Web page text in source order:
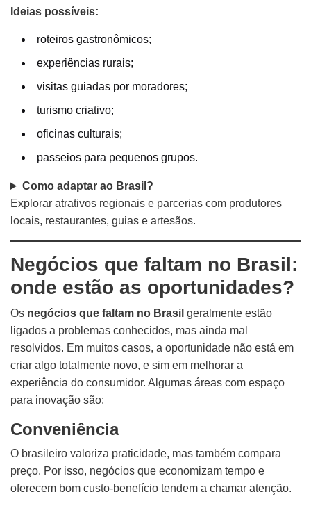
Ideias possíveis:
roteiros gastronômicos;
experiências rurais;
visitas guiadas por moradores;
turismo criativo;
oficinas culturais;
passeios para pequenos grupos.
Como adaptar ao Brasil?
Explorar atrativos regionais e parcerias com produtores
locais, restaurantes, guias e artesãos.
Negócios que faltam no Brasil:
onde estão as oportunidades?
Os negócios que faltam no Brasil geralmente estão
ligados a problemas conhecidos, mas ainda mal
resolvidos. Em muitos casos, a oportunidade não está em
criar algo totalmente novo, e sim em melhorar a
experiência do consumidor. Algumas áreas com espaço
para inovação são:
Conveniência
O brasileiro valoriza praticidade, mas também compara
preço. Por isso, negócios que economizam tempo e
oferecem bom custo-benefício tendem a chamar atenção.